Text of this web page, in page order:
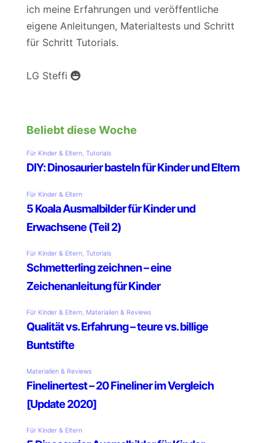
ich meine Erfahrungen und veröffentliche
eigene Anleitungen, Materialtests und Schritt
für Schritt Tutorials.
LG Steffi
Beliebt diese Woche